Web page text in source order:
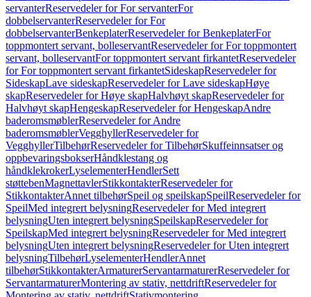
servanterReservedeler for For servanterFor
dobbelservanterReservedeler for For
dobbelservanterBenkeplaterReservedeler for BenkeplaterFor
toppmontert servant, bolleservantReservedeler for For toppmontert
servant, bolleservantFor toppmontert servant firkantetReservedeler
for For toppmontert servant firkantetSideskapReservedeler for
SideskapLave sideskapReservedeler for Lave sideskapHøye
skapReservedeler for Høye skapHalvhøyt skapReservedeler for
Halvhøyt skapHengeskapReservedeler for HengeskapAndre
baderomsmøblerReservedeler for Andre
baderomsmøblerVegghyllerReservedeler for
VegghyllerTilbehørReservedeler for TilbehørSkuffeinnsatser og
oppbevaringsbokserHåndklestang og
håndklekrokerLyselementerHendlerSett
støttebenMagnettavlerStikkontakterReservedeler for
StikkontakterAnnet tilbehørSpeil og speilskapSpeilReservedeler for
SpeilMed integrert belysningReservedeler for Med integrert
belysningUten integrert belysningSpeilskapReservedeler for
SpeilskapMed integrert belysningReservedeler for Med integrert
belysningUten integrert belysningReservedeler for Uten integrert
belysningTilbehørLyselementerHendlerAnnet
tilbehørStikkontakterArmaturerServantarmaturerReservedeler for
ServantarmaturerMontering av stativ, nettdriftReservedeler for